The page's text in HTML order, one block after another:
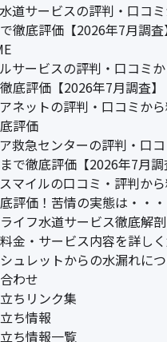
道サービスの評判・口コ
徹底評価【2026年7月調査
サービスの評判・口コミ
底評価【2026年7月調査】
ネットの評判・口コミか
評価
救急センターの評判・口
で徹底評価【2026年7月調
マイルの口コミ・評判か
評価！苦情の実態は・・・
イフ水道サービス徹底解
金・サービス内容を詳し
ュレットからの水漏れに
わせ
ちリンク集
ち情報
ち情報一覧